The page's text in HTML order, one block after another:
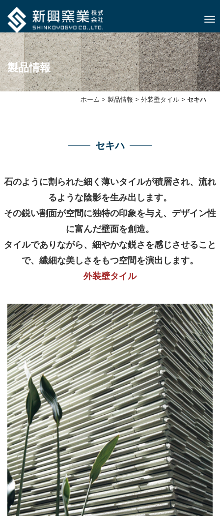
ナビ
製品情報
ホーム > 製品情報 > 外装壁タイル > セキハ
セキハ
石のように割られた細く薄いタイルが積層され、流れ
るような陰影を生み出します。
その鋭い割面が空間に独特の印象を与え、デザイン性
に富んだ壁面を創造。
タイルでありながら、細やかな鋭さを感じさせること
で、繊細な美しさをもつ空間を演出します。
外装壁タイル